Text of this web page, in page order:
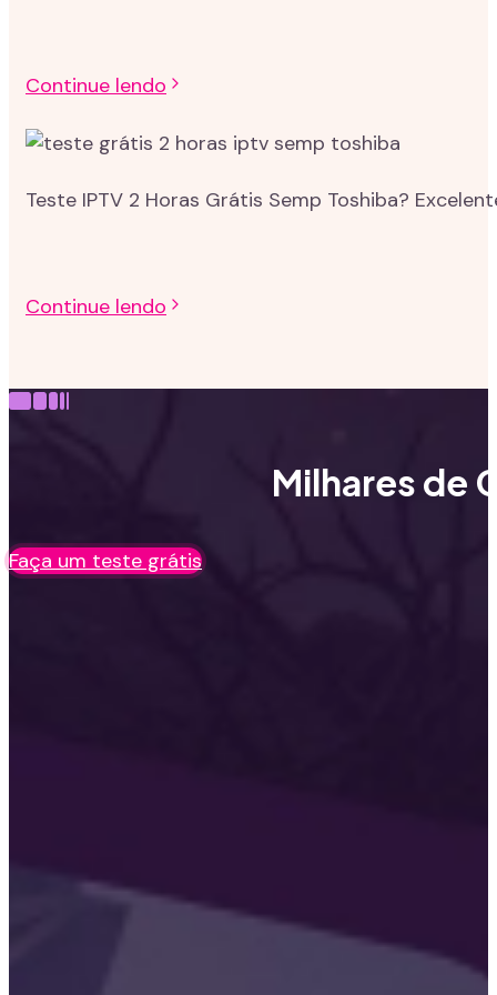
Continue lendo
Teste IPTV 2 Horas Grátis Semp Toshiba?
Continue lendo
Milhares de
Faça um teste grátis